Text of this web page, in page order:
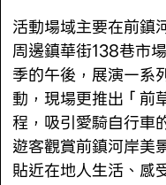
活動場域主要在前鎮
周邊鎮華街138巷市
季的午後，展演一系
動，現場更推出「前
程，吸引愛騎自行車
遊客觀賞前鎮河岸美
貼近在地人生活、感